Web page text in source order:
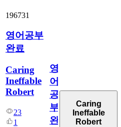
196731
영어공부
완료
Caring
Ineffable
Robert
23
1
영
어
공
부
완
Caring
Ineffable
Robert